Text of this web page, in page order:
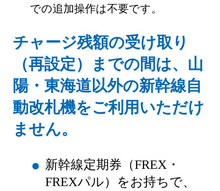
での追加操作は不要です。
チャージ残額の受け取り
（再設定）までの間は、山
陽・東海道以外の新幹線自
動改札機をご利用いただけ
ません。
新幹線定期券（FREX・
FREXパル）をお持ちで、